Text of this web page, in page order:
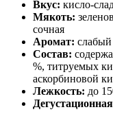
Вкус: кисло-
Мякоть:
сочная
Аромат: слабый
Состав:
%, титруемых
аскорбиновой
Лежкость: до